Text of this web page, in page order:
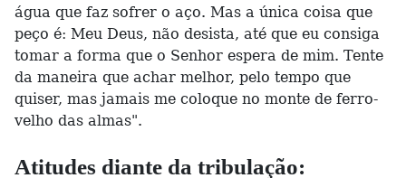
água que faz sofrer o aço. Mas a única coisa que
peço é: Meu Deus, não desista, até que eu consiga
tomar a forma que o Senhor espera de mim. Tente
da maneira que achar melhor, pelo tempo que
quiser, mas jamais me coloque no monte de ferro-
velho das almas".
Atitudes diante da tribulação: